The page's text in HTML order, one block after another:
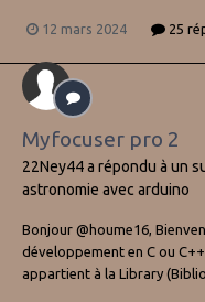
12 mars 2024 25
Myfocuser pro 2
22Ney44a répondu à un
astronomie avec arduino
Bonjour @houme16,
développement en C ou
appartient à la Library